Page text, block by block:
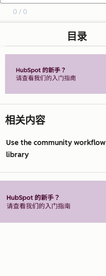
0 / 0
目录
相关内容
Use the community workflow
library